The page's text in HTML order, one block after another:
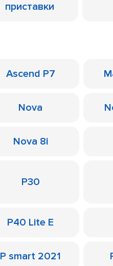
приставки
Ascend P7
Nova
Nova 8i
P30
P40 Lite E
P smart 2021